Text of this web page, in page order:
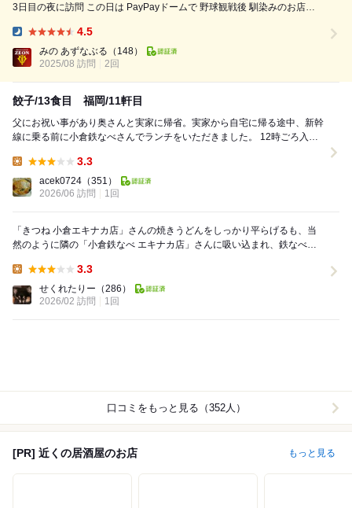
3日目の夜に訪問 この日は PayPayドームで 野球観戦後 馴染みのお店
4.5
みの あずなぶる （148）
2025/08 訪問
2回
餃子/13食目 福岡/11軒目
父にお祝い事があり奥さんと実家に帰省。実家から自宅に帰る途中、新幹
線に乗る前に小倉鉄なべさんでランチをいただきました。 12時ごろ入
3.3
acek0724 （351）
2026/06 訪問
1回
「きつね 小倉エキナカ店」さんの焼きうどんをしっかり平らげるも、当
然のように隣の「小倉鉄なべ エキナカ店」さんに吸い込まれ、鉄なべ餃
3.3
せくれたりー （286）
2026/02 訪問
1回
口コミをもっと見る（352人）
[PR] 近くの居酒屋のお店 もっと見る